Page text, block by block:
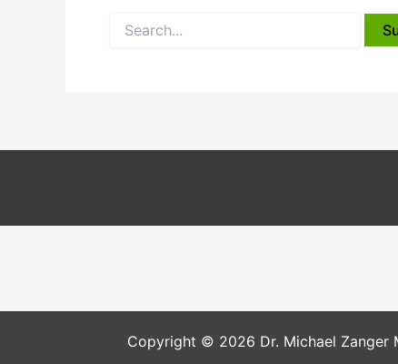
Copyright © 2026 Dr. Michael Zanger